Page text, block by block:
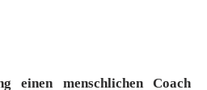
einen menschlichen Coach